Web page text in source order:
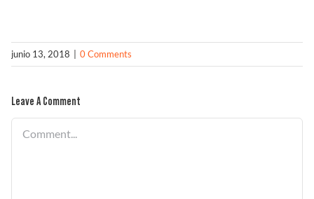
junio 13, 2018 0 Comments
Leave A Comment